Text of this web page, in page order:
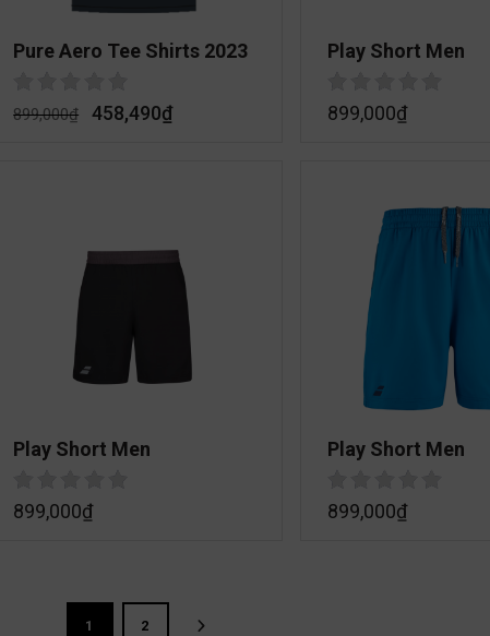
Pure Aero Tee Shirts 2023
899,000₫ 458,490₫
Play Short Men
899,000₫
Play Short Men
899,000₫
Play Short Men
899,000₫
1 2